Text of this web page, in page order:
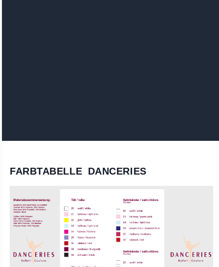
FARBTABELLE DANCERIES